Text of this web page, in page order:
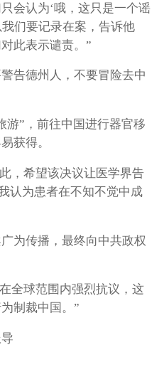
会认为‘哦，这只是一个谣
我们要记录在案，告诉他
此表示谴责。”
告德州人，不要冒险去中
游”，前往中国进行器官移
获得。
，希望该决议让医学界告
认为患者在不知不觉中成
为传播，最终向中共政权
全球范围内强烈抗议，这
制裁中国。”